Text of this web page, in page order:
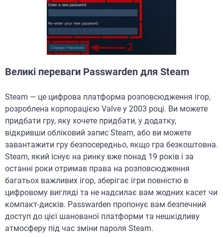
Великі переваги Passwarden для Steam
Steam — це цифрова платформа розповсюдження ігор,
розроблена корпорацією Valve у 2003 році. Ви можете
придбати гру, яку хочете придбати, у додатку,
відкривши обліковий запис Steam, або ви можете
завантажити гру безпосередньо, якщо гра безкоштовна.
Steam, який існує на ринку вже понад 19 років і за
останні роки отримав права на розповсюдження
багатьох важливих ігор, зберігає ігри повністю в
цифровому вигляді та не надсилає вам жодних касет чи
компакт-дисків. Passwarden пропонує вам безпечний
доступ до цієї шанованої платформи та нешкідливу
атмосферу під час зміни пароля Steam.